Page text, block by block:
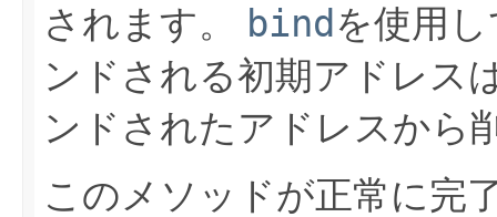
されます。 bind を使用
ンドされる初期アドレス
ンドされたアドレスから
このメソッドが正常に完